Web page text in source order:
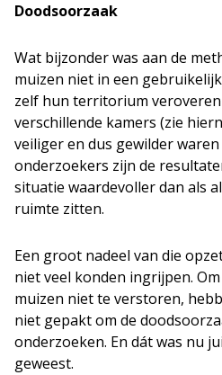
Doodsoorzaak
Wat bijzonder was aan de
muizen niet in een
zelf hun territorium
verschillende kamers (zie
veiliger en dus gewilder
onderzoekers zijn de
situatie waardevoller dan als
ruimte zitten.
Een groot nadeel van die
niet veel konden ingrijpen.
muizen niet te verstoren,
niet gepakt om de
onderzoeken. En dát was nu
geweest.